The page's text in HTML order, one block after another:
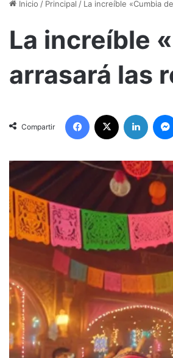
Inicio / Principal / La increíble «Cumbia
La increíble
arrasará las
Compartir
Facebook